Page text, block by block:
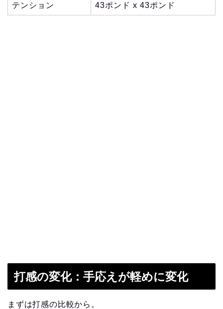
テンション 43ポンド x 43ポンド
打感の変化：手応えが軽めに変化
まずは打感の比較から。